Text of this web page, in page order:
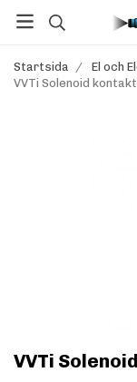
Startsida / El och
VVTi Solenoid
VVTi